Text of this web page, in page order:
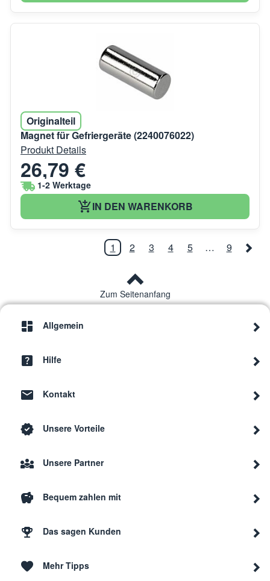
Originalteil
Magnet für Gefriergeräte (2240076022)
Produkt Details
26,79 €
1-2 Werktage
IN DEN WARENKORB
1 2 3 4 5 … 9
Zum Seitenanfang
Allgemein
Hilfe
Kontakt
Unsere Vorteile
Unsere Partner
Bequem zahlen mit
Das sagen Kunden
Mehr Tipps